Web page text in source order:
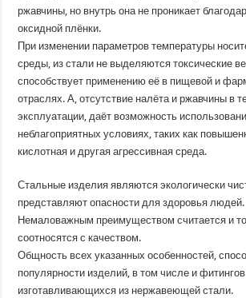
ржавчины, но внутрь она не проникает
оксидной плёнки.
При изменении параметров температуры
среды, из стали не выделяются токсические
способствует применению её в пищевой и
отраслях. А, отсутствие налёта и ржавчины в
эксплуатации, даёт возможность
неблагоприятных условиях, таких как
кислотная и другая агрессивная среда.
Стальные изделия являются экологически
представляют опасности для здоровья людей.
Немаловажным преимуществом считается и
соотносятся с качеством.
Общность всех указанных особенностей,
популярности изделий, в том числе и
изготавливающихся из нержавеющей стали.